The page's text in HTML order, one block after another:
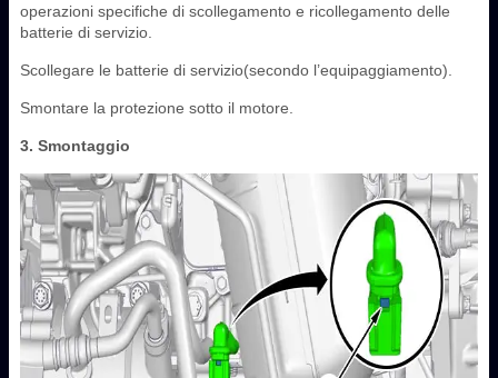
operazioni specifiche di scollegamento e ricollegamento delle
batterie di servizio.
Scollegare le batterie di servizio(secondo l’equipaggiamento).
Smontare la protezione sotto il motore.
3. Smontaggio